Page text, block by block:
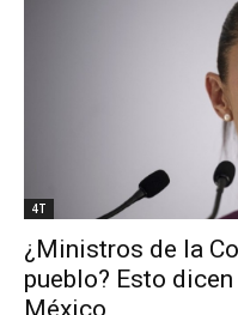
4T
¿Ministros de la
pueblo? Esto
México